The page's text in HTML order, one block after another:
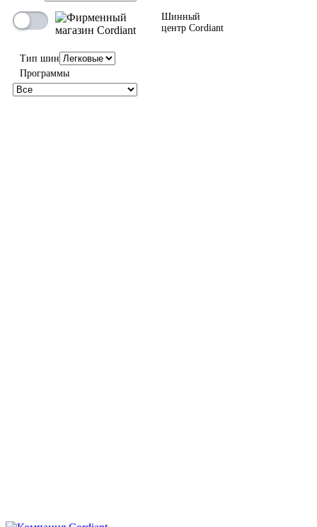
100%
Шинный
центр Cordiant
Тип шин
Программы